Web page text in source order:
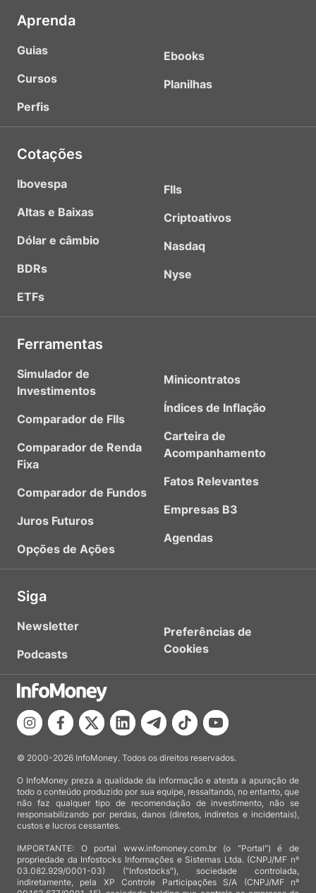
Aprenda
Guias
Cursos
Perfis
Ebooks
Planilhas
Cotações
Ibovespa
Altas e Baixas
Dólar e câmbio
BDRs
ETFs
FIIs
Criptoativos
Nasdaq
Nyse
Ferramentas
Simulador de
Investimentos
Comparador de FIIs
Comparador de Renda
Fixa
Comparador de Fundos
Juros Futuros
Opções de Ações
Minicontratos
Índices de Inflação
Carteira de
Acompanhamento
Fatos Relevantes
Empresas B3
Agendas
Siga
Newsletter
Podcasts
Preferências de
Cookies
© 2000-2026 InfoMoney. Todos os direitos reservados.
O InfoMoney preza a qualidade da informação e atesta a apuração de
todo o conteúdo produzido por sua equipe, ressaltando, no entanto, que
não faz qualquer tipo de recomendação de investimento, não se
responsabilizando por perdas, danos (diretos, indiretos e incidentais),
custos e lucros cessantes.
IMPORTANTE: O portal www.infomoney.com.br (o "Portal") é de
propriedade da Infostocks Informações e Sistemas Ltda. (CNPJ/MF nº
03.082.929/0001-03) ("Infostocks"), sociedade controlada,
indiretamente, pela XP Controle Participações S/A (CNPJ/MF nº